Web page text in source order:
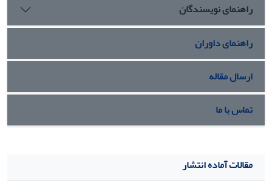
راهنمای نویسندگان
راهنمای داوران
ارسال مقاله
تماس با ما
مقالات آماده انتشار